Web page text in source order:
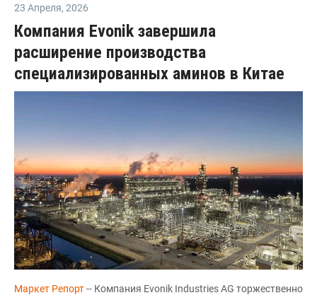
23 Апреля, 2026
Компания Evonik завершила
расширение производства
специализированных аминов в Китае
Маркет Репорт-- Компания Evonik Industries AG торжественно